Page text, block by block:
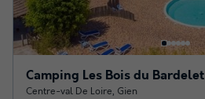
Camping Les Bois du Bardelet
Centre-val De Loire, Gien